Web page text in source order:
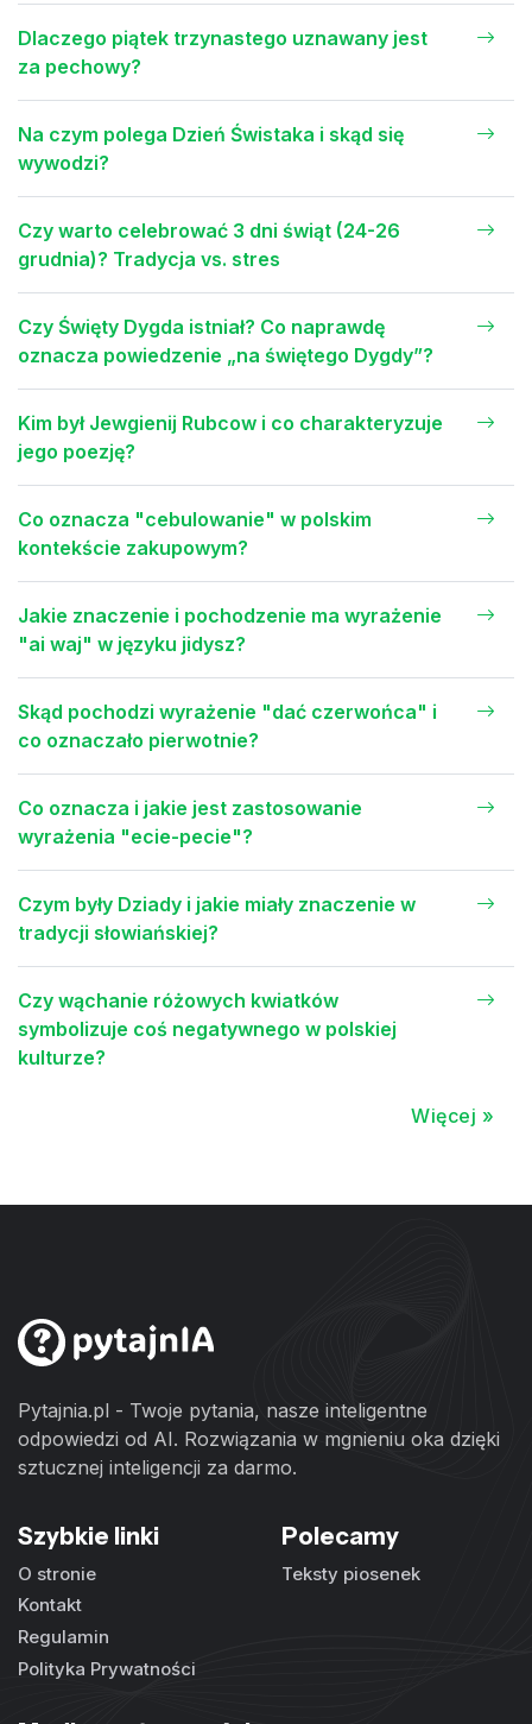
Dlaczego piątek trzynastego uznawany jest
za pechowy?
Na czym polega Dzień Świstaka i skąd się
wywodzi?
Czy warto celebrować 3 dni świąt (24-26
grudnia)? Tradycja vs. stres
Czy Święty Dygda istniał? Co naprawdę
oznacza powiedzenie „na świętego Dygdy”?
Kim był Jewgienij Rubcow i co charakteryzuje
jego poezję?
Co oznacza "cebulowanie" w polskim
kontekście zakupowym?
Jakie znaczenie i pochodzenie ma wyrażenie
"ai waj" w języku jidysz?
Skąd pochodzi wyrażenie "dać czerwońca" i
co oznaczało pierwotnie?
Co oznacza i jakie jest zastosowanie
wyrażenia "ecie-pecie"?
Czym były Dziady i jakie miały znaczenie w
tradycji słowiańskiej?
Czy wąchanie różowych kwiatków
symbolizuje coś negatywnego w polskiej
kulturze?
Więcej »
Pytajnia.pl - Twoje pytania, nasze inteligentne
odpowiedzi od AI. Rozwiązania w mgnieniu oka dzięki
sztucznej inteligencji za darmo.
Szybkie linki
O stronie
Kontakt
Regulamin
Polityka Prywatności
Polecamy
Teksty piosenek